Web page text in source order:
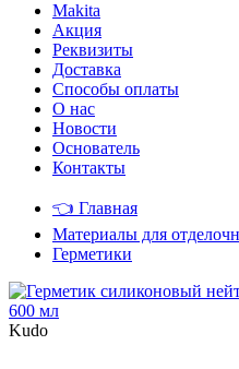
Makita
Акция
Реквизиты
Доставка
Способы оплаты
О нас
Новости
Основатель
Контакты
👈 Главная
Материалы для
Герметики
Kudo